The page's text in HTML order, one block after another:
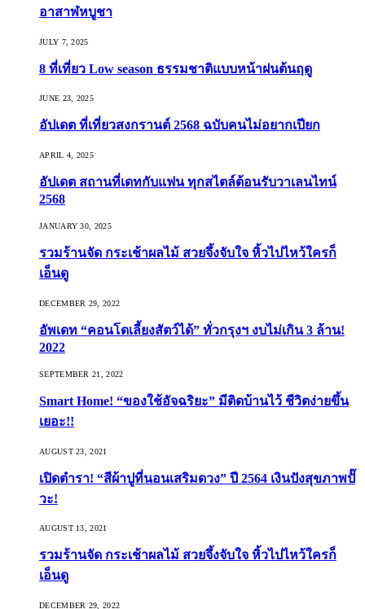
อาสาฬหบูชา
JULY 7, 2025
8 ที่เที่ยว Low season ธรรมชาติแบบหน้าฝนต้นฤดู️
JUNE 23, 2025
อัปเดต ที่เที่ยวสงกรานต์ 2568 ฉบับคนไม่อยากเปียก
APRIL 4, 2025
อัปเดต สถานที่เดทกับแฟน ทุกสไตล์ต้อนรับวาเลนไทน์
2568
JANUARY 30, 2025
รวมร้านจัด กระเช้าผลไม้ สวยจึ้งจับใจ หิ้วไปไหว้ใครก็
เอ็นดู
DECEMBER 29, 2022
อัพเดท “คอนโดเลี้ยงสัตว์ได้” ทั่วกรุงฯ งบไม่เกิน 3 ล้าน!
2022
SEPTEMBER 21, 2022
Smart Home! “ของใช้อัจฉริยะ” มีติดบ้านไว้ ชีวิตง่ายขึ้น
เยอะ!!
AUGUST 23, 2021
เปิดตำรา! “สีผ้าปูที่นอนเสริมดวง” ปี 2564 เงินปังสุขภาพปั๊
วะ!
AUGUST 13, 2021
รวมร้านจัด กระเช้าผลไม้ สวยจึ้งจับใจ หิ้วไปไหว้ใครก็
เอ็นดู
DECEMBER 29, 2022